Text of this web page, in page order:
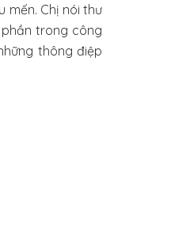
mến. Chị nói thư
trong công
thông điệp